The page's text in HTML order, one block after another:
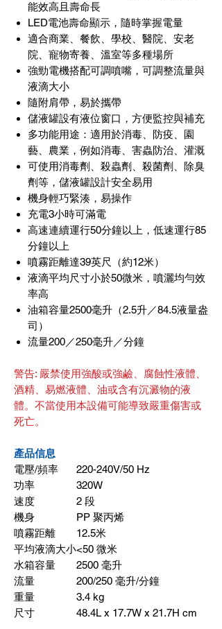
能效高且壽命長
LED電池壽命顯示，隨時掌握電量
適合商業、餐飲、學校、醫院、安老
院、寵物寄養、溫室等多種場所
強勁電機搭配可調噴嘴，可調整流量與
液滴大小
隨附肩帶，易於攜帶
儲液罐設有液位窗口，方便監控與補充
多功能用途：適用於消毒、防疫、園
藝、農業，例如消毒、害蟲防治、灌溉
可使用消毒劑、殺蟲劑、殺菌劑、除臭
劑等，儲液罐設計安全易用
機身輕巧緊湊，易操作
充電3小時可滿電
高速連續運行50分鐘以上，低速運行85
分鐘以上
噴霧距離達39英尺（約12米）
液滴平均尺寸小於50微米，噴灑均勻效
率高
油箱容量2500毫升（2.5升／84.5液量盎
司）
流量200／250毫升／分鐘
警告: 嚴禁使用強酸或強鹼、腐蝕性液體、
酒精、易燃液體、油或含有沉澱物的液
體。不當使用本設備可能導致嚴重傷害或
死亡。
產品信息
電壓/頻率 220-240V/50 Hz
功率
320W
速度
2 段
機身
PP 聚丙烯
噴霧距離
12.5米
平均液滴大小<50 微米
水箱容量
2500 毫升
流量
200/250 毫升/分鐘
重量
3.4 kg
尺寸
48.4L x 17.7W x 21.7H cm